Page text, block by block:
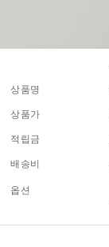
상품명
상품가
적립금
배송비
옵션